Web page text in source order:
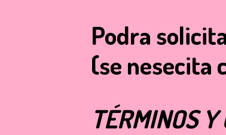
Podra
(se nesecita
TÉRMINOS